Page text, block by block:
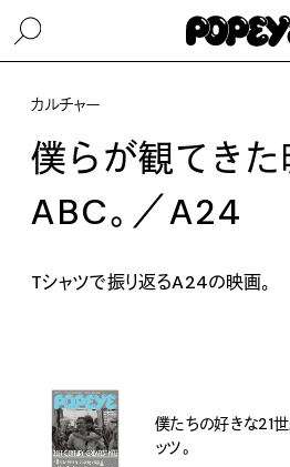
カルチャー
僕らが観てき
ABC。／A24
Tシャツで振り返るA24の映画。
僕たちの好きな21
ッツ。